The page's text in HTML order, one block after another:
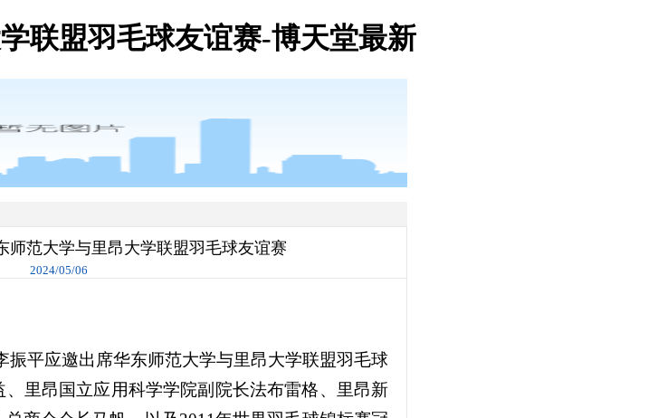
联盟羽毛球友谊赛-博天堂最新
师范大学与里昂大学联盟羽毛球友谊赛
2024/05/06
振平应邀出席华东师范大学与里昂大学联盟羽毛球
里昂国立应用科学学院副院长法布雷格、里昂新